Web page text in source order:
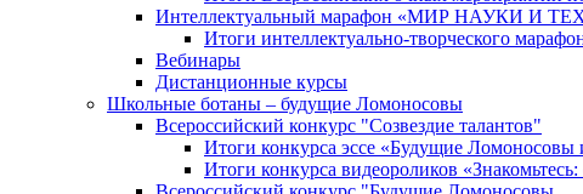
Интеллектуальный марафон «МИР НАУКИ И
Итоги интеллектуально-творческого
Вебинары
Дистанционные курсы
Школьные ботаны – будущие Ломоносовы
Всероссийский конкурс "Созвездие талантов"
Итоги конкурса эссе «Будущие
Итоги конкурса видеороликов